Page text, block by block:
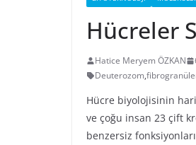
Hücreler
Hatice Meryem ÖZKAN
Deuterozom,
Hücre biyolojisinin
ve çoğu insan 23 çift
benzersiz